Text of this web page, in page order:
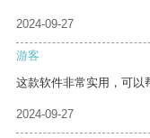
2024-09-27
游客
这款软件非常实用，可以
2024-09-27